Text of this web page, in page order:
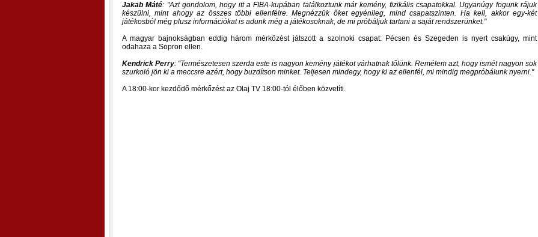
Jakab Máté:
Azt gondolom, hogy itt a FIBA-kupában találkoztunk már kemény, fizikális csapatokkal. Ugyanúgy fogunk rájuk
készülni, mint ahogy az összes többi ellenfélre. Megnézzük őket egyénileg, mind csapatszinten. Ha kell, akkor egy-két
játékosból még plusz információkat is adunk még a játékosoknak, de mi próbáljuk tartani a saját rendszerünket.
A magyar bajnokságban eddig három mérkőzést játszott a szolnoki csapat: Pécsen és Szegeden is nyert csakúgy, mint
odahaza a Sopron ellen.
Kendrick Perry: Természetesen szerda este is nagyon kemény játékot várhatnak tőlünk. Remélem azt, hogy ismét nagyon sok
szurkoló jön ki a meccsre azért, hogy buzdítson minket. Teljesen mindegy, hogy ki az ellenfél, mi mindig megpróbálunk nyerni.
A 18:00-kor kezdődő mérkőzést az Olaj TV 18:00-tól élőben közvetíti.